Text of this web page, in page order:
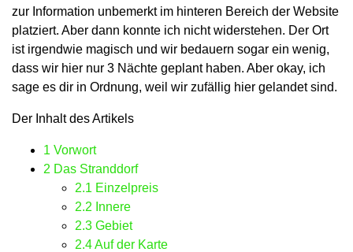
zur Information unbemerkt im hinteren Bereich der Website
platziert. Aber dann konnte ich nicht widerstehen. Der Ort
ist irgendwie magisch und wir bedauern sogar ein wenig,
dass wir hier nur 3 Nächte geplant haben. Aber okay, ich
sage es dir in Ordnung, weil wir zufällig hier gelandet sind.
Der Inhalt des Artikels
1 Vorwort
2 Das Stranddorf
2.1 Einzelpreis
2.2 Innere
2.3 Gebiet
2.4Auf der Karte